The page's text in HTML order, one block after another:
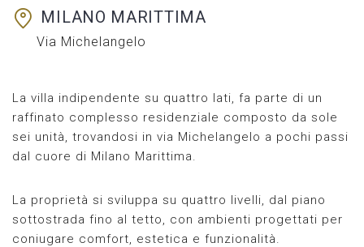
MILANO MARITTIMA
Via Michelangelo
La villa indipendente su quattro lati, fa parte di un
raffinato complesso residenziale composto da sole
sei unità, trovandosi in via Michelangelo a pochi passi
dal cuore di Milano Marittima.
La proprietà si sviluppa su quattro livelli, dal piano
sottostrada fino al tetto, con ambienti progettati per
coniugare comfort, estetica e funzionalità.